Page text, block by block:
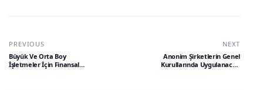
PREVIOUS
Büyük Ve Orta Boy
İşletmeler İçin Finansal
NEXT
Anonim Şirketlerin Genel
Kurullarında Uygulanacak